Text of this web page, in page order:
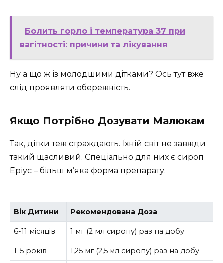
Болить горло і температура 37 при
вагітності: причини та лікування
Ну а що ж із молодшими дітками? Ось тут вже
слід проявляти обережність.
Якщо Потрібно Дозувати Малюкам
Так, дітки теж страждають. Їхній світ не завжди
такий щасливий. Спеціально для них є сироп
Еріус – більш м’яка форма препарату.
Вік Дитини Рекомендована Доза
6-11 місяців 1 мг (2 мл сиропу) раз на добу
1-5 років 1,25 мг (2,5 мл сиропу) раз на добу